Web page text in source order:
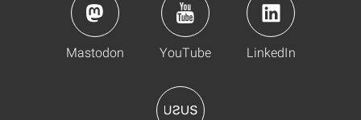
Mastodon YouTube LinkedIn